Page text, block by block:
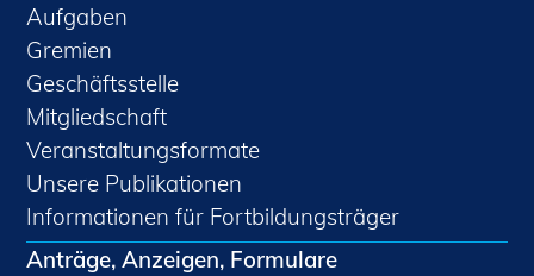
Aufgaben
Gremien
Geschäftsstelle
Mitgliedschaft
Veranstaltungsformate
Unsere Publikationen
Informationen für Fortbildungsträger
Anträge, Anzeigen, Formulare